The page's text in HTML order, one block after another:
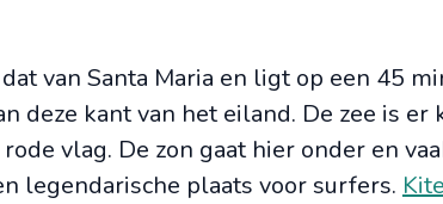
van Santa Maria en ligt op een 45
deze kant van het eiland. De zee is er
vlag. De zon gaat hier onder en
legendarische plaats voor surfers.